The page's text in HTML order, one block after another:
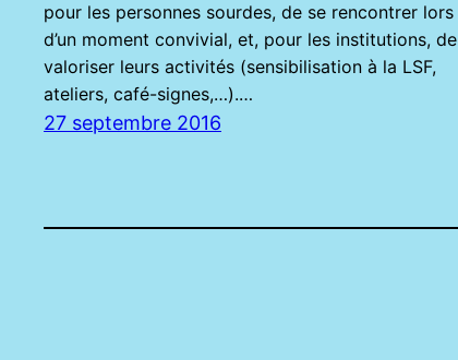
pour les personnes sourdes, de se rencontrer lors
d’un moment convivial, et, pour les institutions, de
valoriser leurs activités (sensibilisation à la LSF,
ateliers, café-signes,…).…
27 septembre 2016